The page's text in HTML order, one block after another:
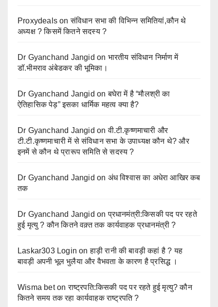
Proxydeals onसंविधान सभा की विभिन्न समितियां,कौन थे
अध्यक्ष ? किसमें कितने सदस्य ?
Dr Gyanchand Jangid on भारतीय संविधान निर्माण में
डॉ.भीमराव अंबेडकर की भूमिका।
Dr Gyanchand Jangid onबघेरा में है “मौलश्री का
ऐतिहासिक पेड़” इसका धार्मिक महत्व क्या है?
Dr Gyanchand Jangid onवी.टी.कृष्णमाचारी और
टी.टी.कृष्णमाचारी में से संविधान सभा के उपाध्यक्ष कौन थे? और
इनमें से कौन थे प्रारूप समिति से सदस्य ?
Dr Gyanchand Jangid on अंध विश्वास का अधेरा आखिर कब
तक
Dr Gyanchand Jangid onप्रधानमंत्री:किसकी पद पर रहते
हुई मृत्यु ? कौन कितने वक़्त तक कार्यवाहक प्रधानमंत्री ?
Laskar303 Login onहाड़ी रानी की बावड़ी कहां है ? यह
बावड़ी अपनी भूल भुलैया और वैभवता के कारण है प्रसिद्ध ।
Wisma betonराष्ट्रपति:किसकी पद पर रहते हुई मृत्यु? कौन
कितने समय तक रहा कार्यवाहक राष्ट्रपति ?